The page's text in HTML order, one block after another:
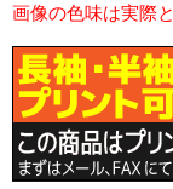
画像の色味は実際